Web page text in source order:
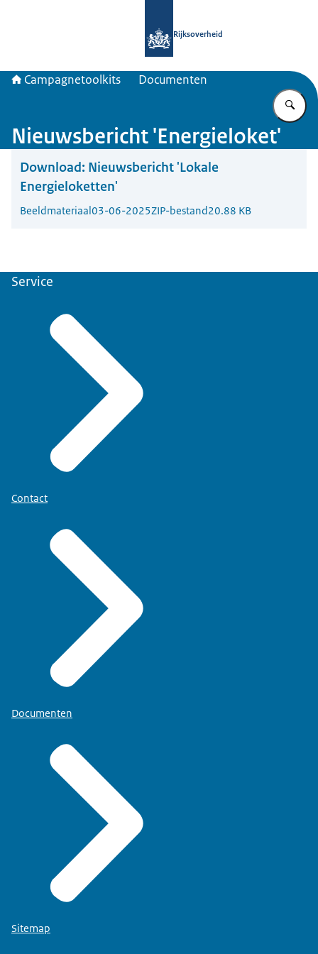
Rijksoverheid
Campagnetoolkits Documenten
Nieuwsbericht 'Energieloket'
Download: Nieuwsbericht 'Lokale
Energieloketten'
Beeldmateriaal03-06-2025ZIP-bestand20.88 KB
Service
Contact
Documenten
Sitemap